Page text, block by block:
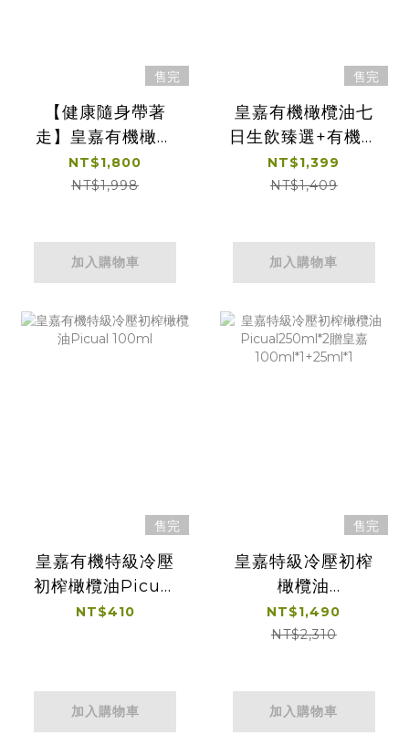
售完
【健康隨身帶著
走】皇嘉有機橄欖
油七日生飲臻選
25ml 7入裝*2組
NT$1,800
NT$1,998
加入購物車
售完
皇嘉有機橄欖油七
日生飲臻選+有機特
級橄欖油100ml*1
NT$1,399
NT$1,409
加入購物車
售完
皇嘉有機特級冷壓
初榨橄欖油Picual
100ml
NT$410
加入購物車
售完
皇嘉特級冷壓初榨
橄欖油
Picual250ml*2贈
皇嘉
NT$1,490
NT$2,310
加入購物車